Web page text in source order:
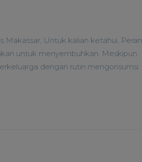
Makassar, Untuk kalian ketahui, Peran
untuk menyembuhkan. Meskipun
dengan rutin mengonsumsi